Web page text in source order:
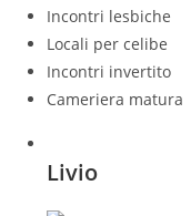
Incontri lesbiche
Locali per celibe
Incontri invertito
Cameriera matura
Livio